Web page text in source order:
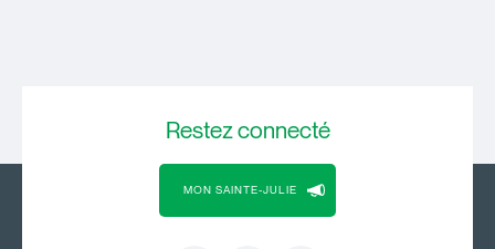
Restezconnecté
MON SAINTE-JULIE